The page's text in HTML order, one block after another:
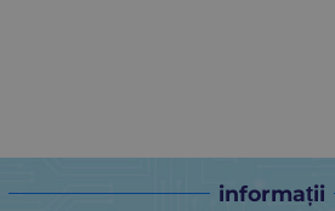
informații